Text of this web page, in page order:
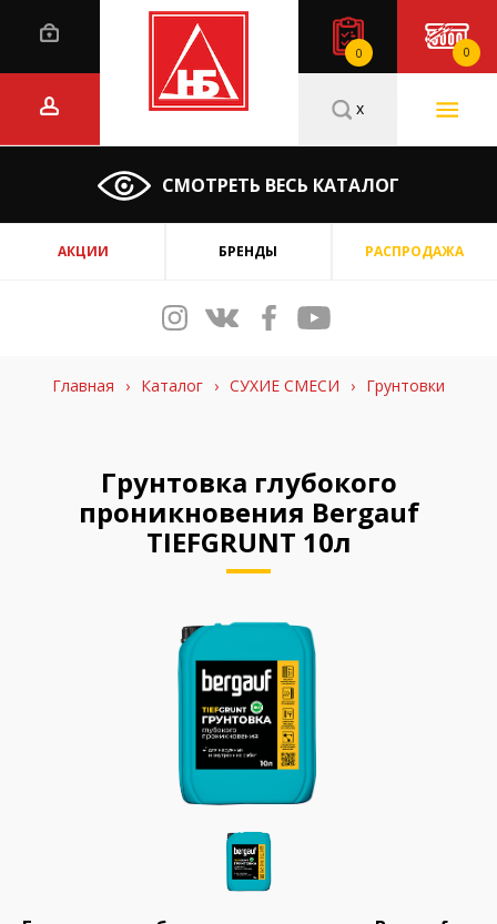
0 0
СМОТРЕТЬ ВЕСЬ КАТАЛОГ
x
АКЦИИ БРЕНДЫ РАСПРОДАЖА
Главная › Каталог › СУХИЕ СМЕСИ › Грунтовки
Грунтовка глубокого
проникновения Bergauf
TIEFGRUNT 10л